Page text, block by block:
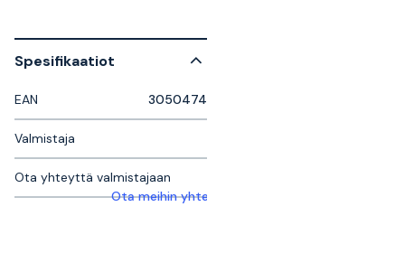
Spesifikaatiot
EAN 3050474
Valmistaja
Ota yhteyttä valmistajaan
Ota meihin yhteyttä saadaksesi lisätietoja